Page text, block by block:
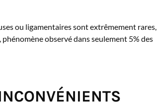
ou ligamentaires sont extrêmement rares,
observé dans seulement 5% des